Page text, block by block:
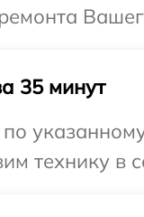
35 минут
технику в